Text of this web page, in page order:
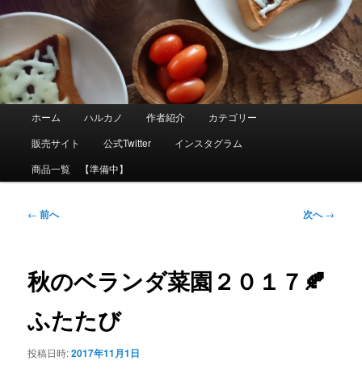
イ
コ
ン
テ
ン
ツ
ュ
ホーム ハルカノ 作者紹介
カテゴリー
販売サイト
公式Twitter
インスタグラム
商品一覧 【準備中】
投
ゲ
ー
シ
ョ
ン
← 前へ 次へ→
秋のベランダ菜園２０１７🍂
ふたたび
投稿日時:2017年11月1日